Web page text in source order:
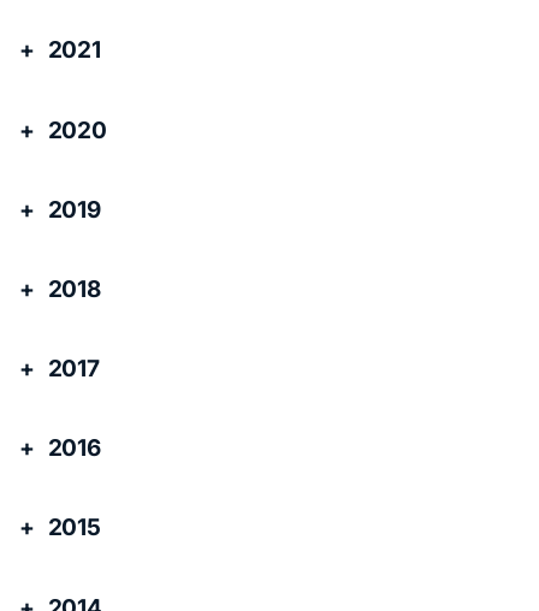
2021
2020
2019
2018
2017
2016
2015